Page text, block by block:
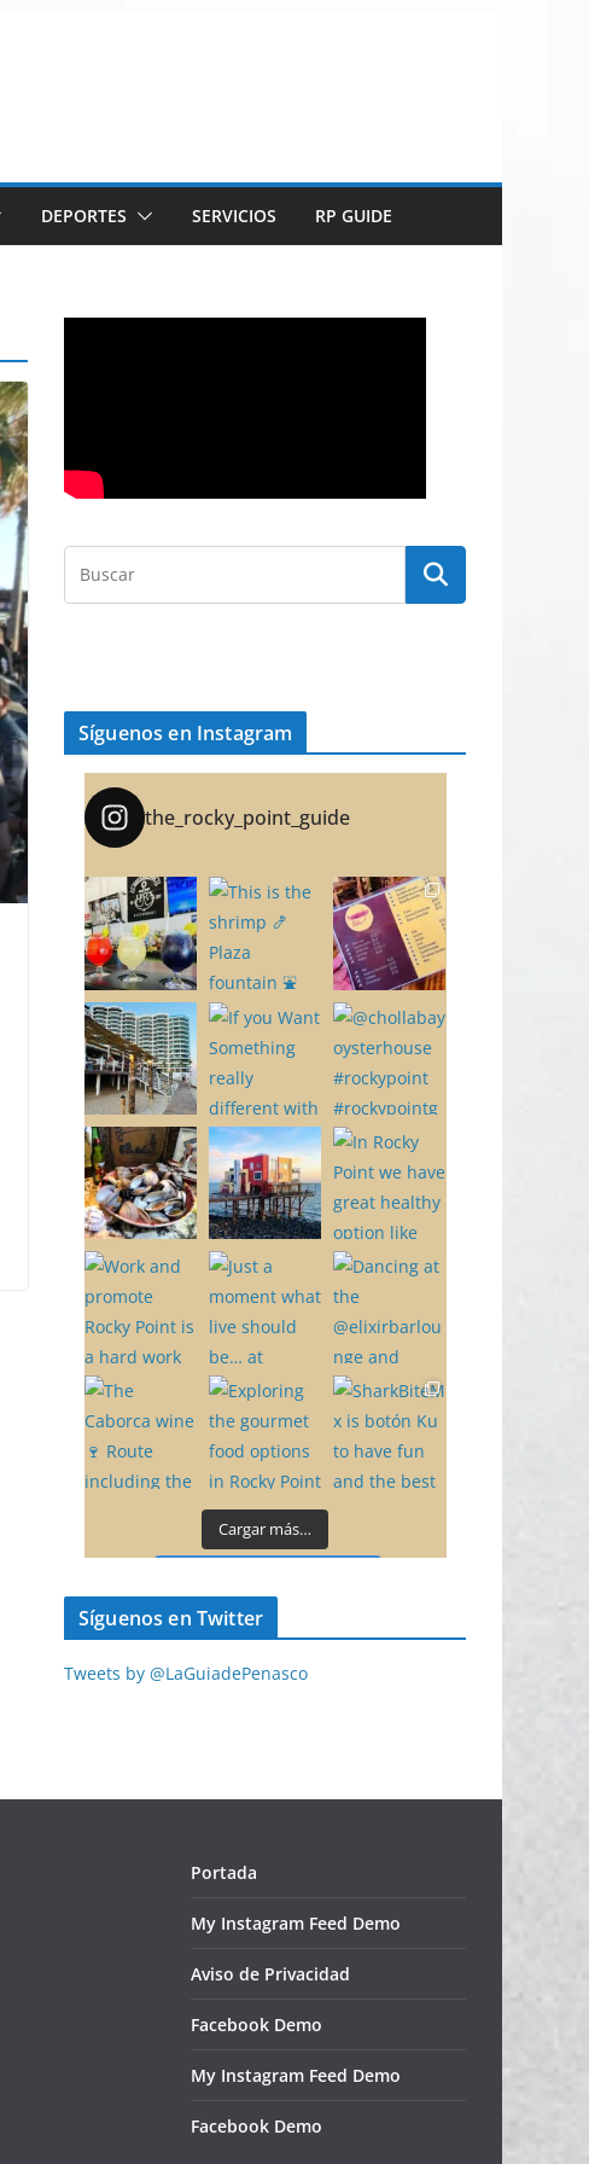
DEPORTES SERVICIOS RP GUIDE
Síguenos en Instagram
the_rocky_point_guide
Cargar más…
Síguenos en Twitter
Tweets by @LaGuiadePenasco
Portada
My Instagram Feed Demo
Aviso de Privacidad
Facebook Demo
My Instagram Feed Demo
Facebook Demo